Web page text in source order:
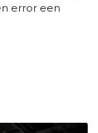
error een